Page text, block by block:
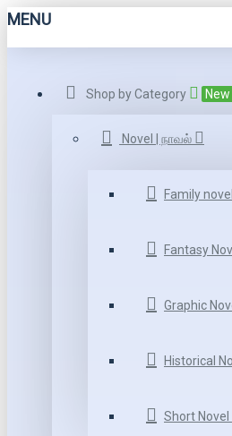
MENU
Shop by Category New
Novel | நாவல்
Family
Fantasy
Graphic
Historical
Short Novel